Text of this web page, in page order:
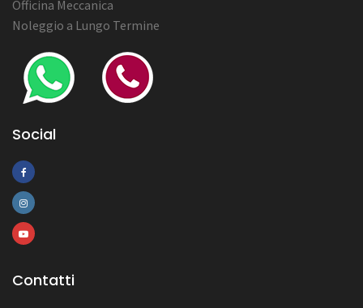
Officina Meccanica
Noleggio a Lungo Termine
Social
Contatti